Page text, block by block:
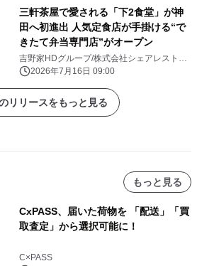
三軒茶屋で愛される「下2食堂」が神
田へ初進出 人気定食店が手掛ける“で
きたて弁当専門店”がオープン
吉野家HDグループ/株式会社シェアレストラ
ン 2026年7月16日 09:00
リリースをもっと見る
もっと見る
CxPASS、届いた荷物を 「配送」「買
取査定」から選択可能に！
C×PASS